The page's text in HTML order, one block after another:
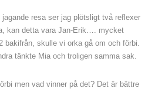
resa ser jag plötsligt två reflexer
kan detta vara Jan-Erik…. mycket
bakifrån, skulle vi orka gå om och förbi.
tänkte Mia och troligen samma sak.
men vad vinner på det? Det är bättre